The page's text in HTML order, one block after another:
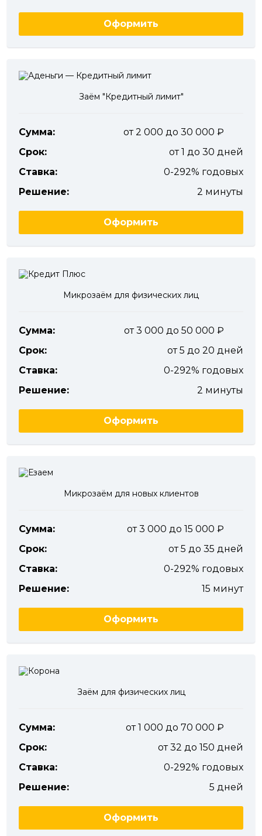
Оформить
Заём "Кредитный лимит"
Сумма:
от 2 000 до 30 000
Срок:
от 1 до 30 дней
Ставка:
0-292% годовых
Решение:
2 минуты
Оформить
Микрозаём для физических лиц
Сумма:
от 3 000 до 50 000
Срок:
от 5 до 20 дней
Ставка:
0-292% годовых
Решение:
2 минуты
Оформить
Микрозаём для новых клиентов
Сумма:
от 3 000 до 15 000
Срок:
от 5 до 35 дней
Ставка:
0-292% годовых
Решение:
15 минут
Оформить
Заём для физических лиц
Сумма:
от 1 000 до 70 000
Срок:
от 32 до 150 дней
Ставка:
0-292% годовых
Решение:
5 дней
Оформить